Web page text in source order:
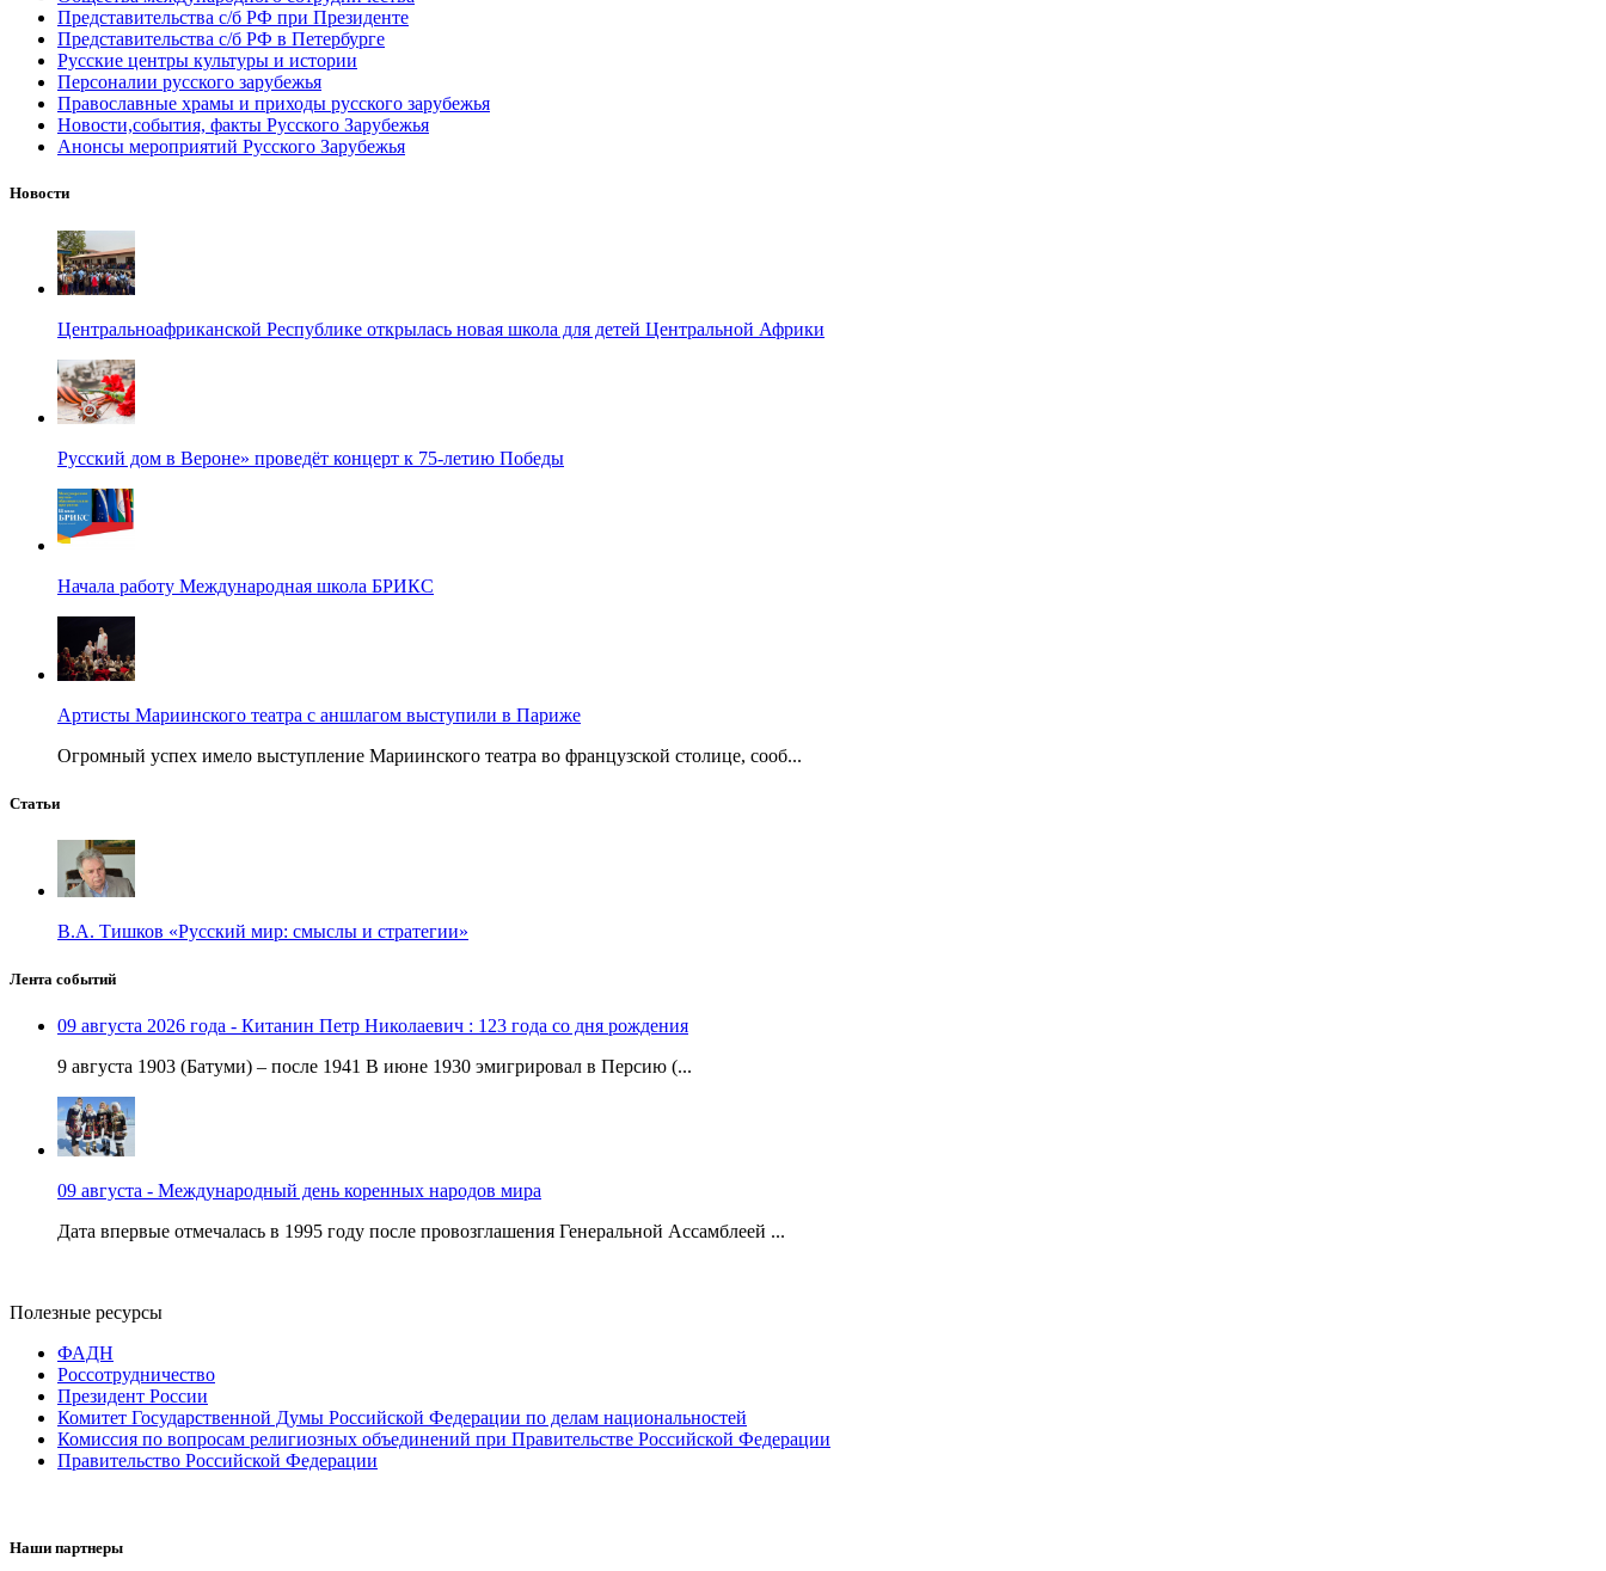
Представительства с/б РФ при Президенте
Представительства с/б РФ в Петербурге
Русские центры культуры и истории
Персоналии русского зарубежья
Православные храмы и приходы русского зарубежья
Новости,события, факты Русского Зарубежья
Анонсы мероприятий Русского Зарубежья
Новости
Центральноафриканской Республике открылась новая школа для детей Центральной Африки
Русский дом в Вероне» проведёт концерт к 75-летию Победы
Начала работу Международная школа БРИКС
Артисты Мариинского театра с аншлагом выступили в Париже
Огромный успех имело выступление Мариинского театра во французской столице, сооб...
Статьи
В.А. Тишков «Русский мир: смыслы и стратегии»
Лента событий
09 августа 2026 года - Китанин Петр Николаевич : 123 года со дня рождения
9 августа 1903 (Батуми) – после 1941 В июне 1930 эмигрировал в Персию (...
09 августа - Международный день коренных народов мира
Дата впервые отмечалась в 1995 году после провозглашения Генеральной Ассамблеей ...
Полезные ресурсы
ФАДН
Россотрудничество
Президент России
Комитет Государственной Думы Российской Федерации по делам национальностей
Комиссия по вопросам религиозных объединений при Правительстве Российской Федерации
Правительство Российской Федерации
Наши партнеры